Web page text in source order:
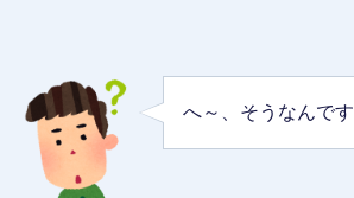
へ～、そうなんです